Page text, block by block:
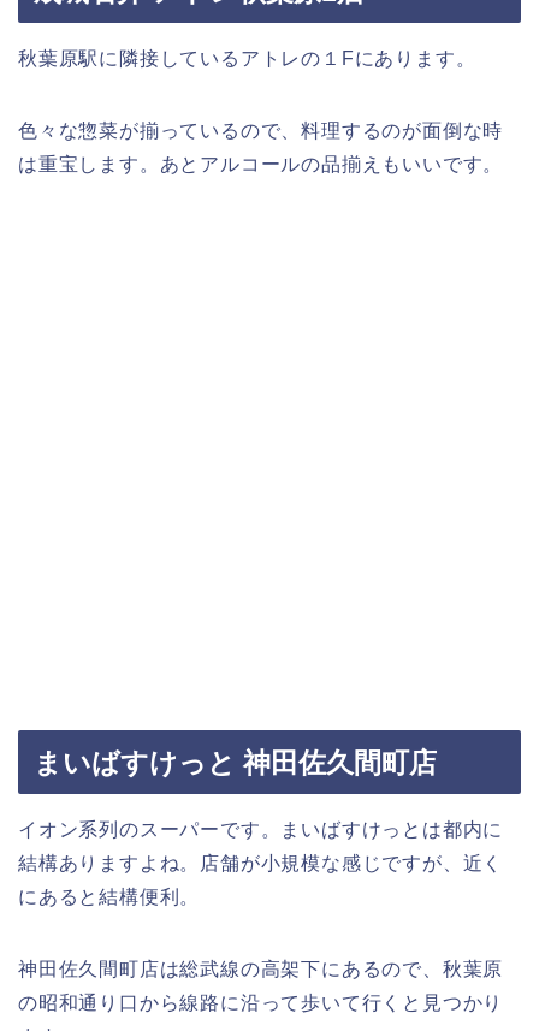
秋葉原駅に隣接しているアトレの１Fにあります。
色々な惣菜が揃っているので、料理するのが面倒な時
は重宝します。あとアルコールの品揃えもいいです。
まいばすけっと 神田佐久間町店
イオン系列のスーパーです。まいばすけっとは都内に
結構ありますよね。店舗が小規模な感じですが、近く
にあると結構便利。
神田佐久間町店は総武線の高架下にあるので、秋葉原
の昭和通り口から線路に沿って歩いて行くと見つかり